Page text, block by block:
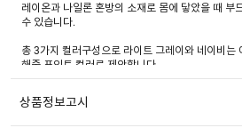
레이온과 나일론 혼방의 소재로 몸에 닿았을 때 부
수 있습니다.
총 3가지 컬러구성으로 라이트 그레이와 네이비는
해줄 포인트 컬러로 제안합니다.
상품정보고시